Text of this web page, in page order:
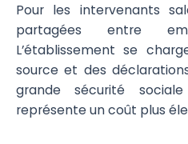
Pour les intervenants
partagées entre
L’établissement se
source et des
grande sécurité
représente un coût plus